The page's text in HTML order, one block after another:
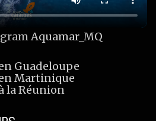
Aquamar_MQ
Guadeloupe
Martinique
la Réunion